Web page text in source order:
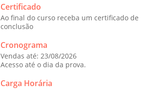
Certificado
Ao final do curso receba um certificado de
conclusão
Cronograma
Vendas até: 23/08/2026
Acesso até o dia da prova.
Carga Horária